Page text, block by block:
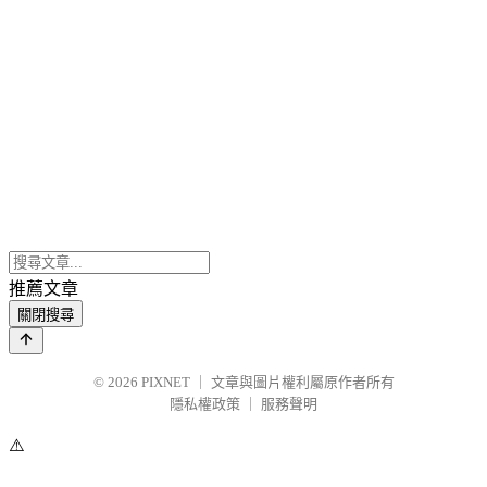
推薦文章
關閉搜尋
© 2026 PIXNET
文章與圖片權利屬原作者所有
隱私權政策
服務聲明
⚠️